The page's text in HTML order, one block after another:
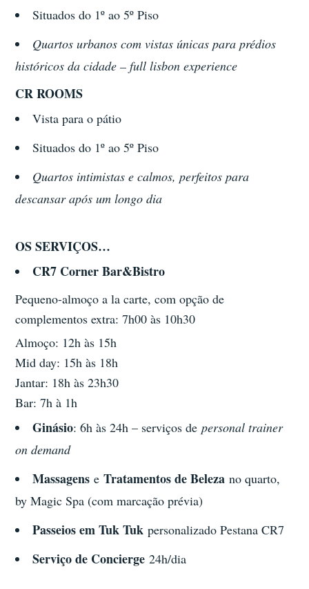
Situados do 1º ao 5º Piso
Quartos urbanos com vistas únicas para prédios
históricos da cidade – full lisbon experience
CR ROOMS
Vista para o pátio
Situados do 1º ao 5º Piso
Quartos intimistas e calmos, perfeitos para
descansar após um longo dia
OS SERVIÇOS…
CR7 Corner Bar&Bistro
Pequeno-almoço a la carte, com opção de
complementos extra: 7h00 às 10h30
Almoço: 12h às 15h
Mid day: 15h às 18h
Jantar: 18h às 23h30
Bar: 7h à 1h
Ginásio: 6h às 24h – serviços depersonal trainer
on demand
Massagens eTratamentos de Beleza no quarto,
by Magic Spa (com marcação prévia)
Passeios em Tuk Tuk personalizado Pestana CR7
Serviço de Concierge 24h/dia